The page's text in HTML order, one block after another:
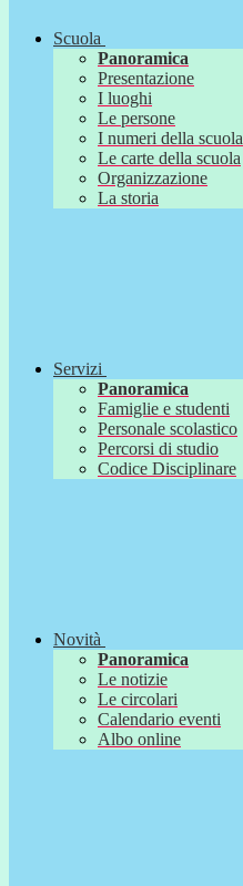
Scuola
Panoramica
Presentazione
I luoghi
Le persone
I numeri della scuola
Le carte della scuola
Organizzazione
La storia
Servizi
Panoramica
Famiglie e studenti
Personale scolastico
Percorsi di studio
Codice Disciplinare
Novità
Panoramica
Le notizie
Le circolari
Calendario eventi
Albo online